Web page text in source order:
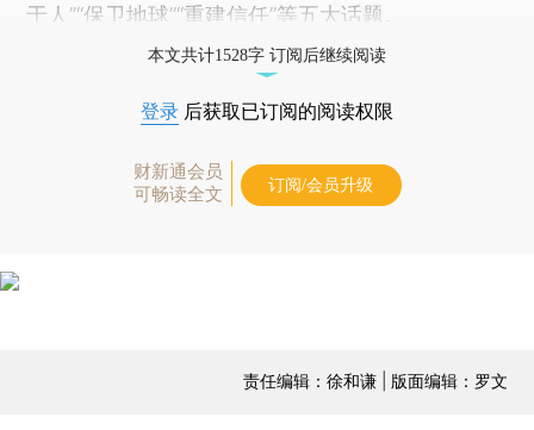
于人”“保卫地球”“重建信任”等五大话题。
本文共计1528字 订阅后继续阅读
登录 后获取已订阅的阅读权限
财新通会员
可畅读全文
订阅/会员升级
责任编辑：徐和谦 | 版面编辑：罗文